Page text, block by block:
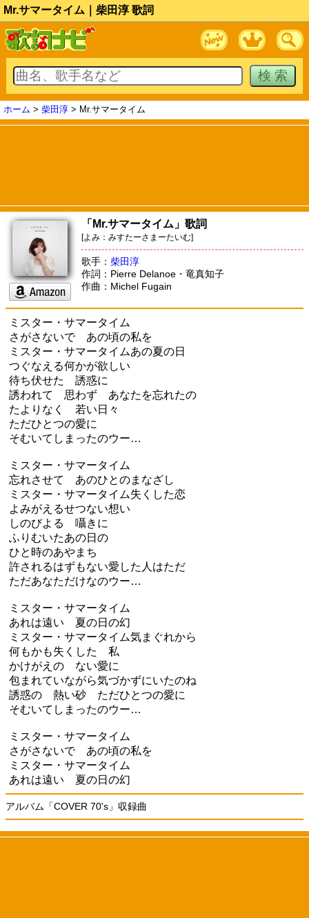
Mr.サマータイム｜柴田淳 歌詞
ホーム > 柴田淳 > Mr.サマータイム
「Mr.サマータイム」歌詞
[よみ：みすたーさまーたいむ]
歌手： 柴田淳
作詞：Pierre Delanoe・竜真知子
作曲：Michel Fugain
ミスター・サマータイム
さがさないで あの頃の私を
ミスター・サマータイムあの夏の日
つぐなえる何かが欲しい
待ち伏せた 誘惑に
誘われて 思わず あなたを忘れたの
たよりなく 若い日々
ただひとつの愛に
そむいてしまったのウー…
ミスター・サマータイム
忘れさせて あのひとのまなざし
ミスター・サマータイム失くした恋
よみがえるせつない想い
しのびよる 囁きに
ふりむいたあの日の
ひと時のあやまち
許されるはずもない愛した人はただ
ただあなただけなのウー…
ミスター・サマータイム
あれは遠い 夏の日の幻
ミスター・サマータイム気まぐれから
何もかも失くした 私
かけがえの ない愛に
包まれていながら気づかずにいたのね
誘惑の 熱い砂 ただひとつの愛に
そむいてしまったのウー…
ミスター・サマータイム
さがさないで あの頃の私を
ミスター・サマータイム
あれは遠い 夏の日の幻
アルバム「COVER 70's」収録曲